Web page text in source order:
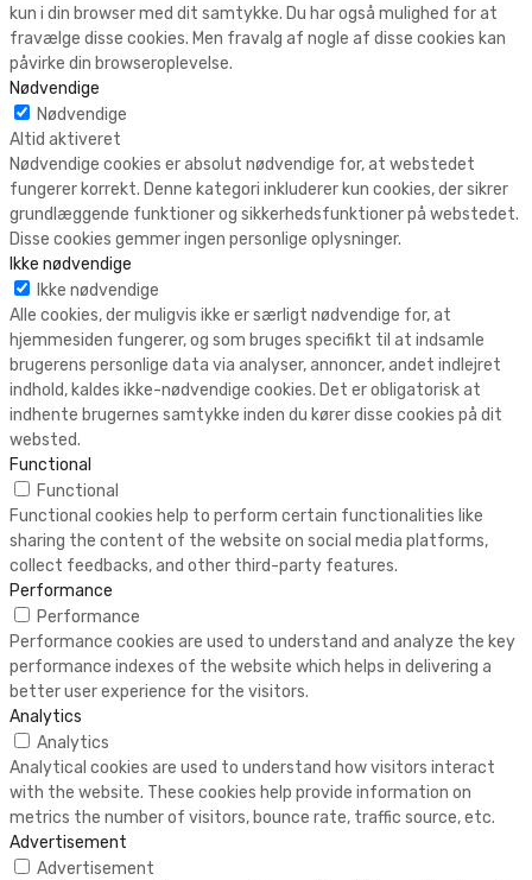
kun i din browser med dit samtykke. Du har også mulighed for at
fravælge disse cookies. Men fravalg af nogle af disse cookies kan
påvirke din browseroplevelse.
Nødvendige
Nødvendige
Altid aktiveret
Nødvendige cookies er absolut nødvendige for, at webstedet
fungerer korrekt. Denne kategori inkluderer kun cookies, der sikrer
grundlæggende funktioner og sikkerhedsfunktioner på webstedet.
Disse cookies gemmer ingen personlige oplysninger.
Ikke nødvendige
Ikke nødvendige
Alle cookies, der muligvis ikke er særligt nødvendige for, at
hjemmesiden fungerer, og som bruges specifikt til at indsamle
brugerens personlige data via analyser, annoncer, andet indlejret
indhold, kaldes ikke-nødvendige cookies. Det er obligatorisk at
indhente brugernes samtykke inden du kører disse cookies på dit
websted.
Functional
Functional
Functional cookies help to perform certain functionalities like
sharing the content of the website on social media platforms,
collect feedbacks, and other third-party features.
Performance
Performance
Performance cookies are used to understand and analyze the key
performance indexes of the website which helps in delivering a
better user experience for the visitors.
Analytics
Analytics
Analytical cookies are used to understand how visitors interact
with the website. These cookies help provide information on
metrics the number of visitors, bounce rate, traffic source, etc.
Advertisement
Advertisement